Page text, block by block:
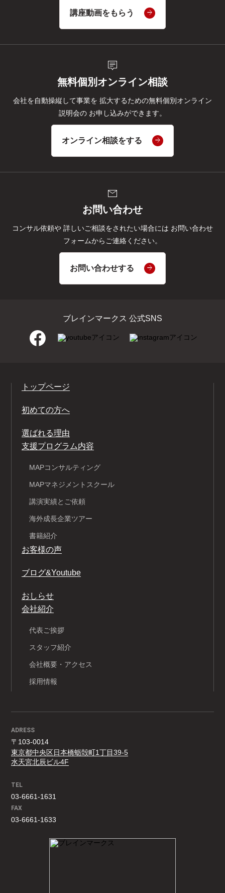
講座動画をもらう
tooltip_2
無料個別オンライン相談
会社を自動操縦して事業を 拡大するための無料個別オンライン
説明会の お申し込みができます。
オンライン相談をする
mail
お問い合わせ
コンサル依頼や 詳しいご相談をされたい場合には お問い合わせ
フォームからご連絡ください。
お問い合わせする
ブレインマークス 公式SNS
トップページ
初めての方へ
選ばれる理由
支援プログラム内容
MAPコンサルティング
MAPマネジメントスクール
講演実績とご依頼
海外成長企業ツアー
書籍紹介
お客様の声
ブログ&Youtube
おしらせ
会社紹介
代表ご挨拶
スタッフ紹介
会社概要・アクセス
採用情報
ADRESS
〒103-0014
東京都中央区日本橋蛎殻町1丁目39-5
水天宮北辰ビル4F
TEL
03-6661-1631
FAX
03-6661-1633